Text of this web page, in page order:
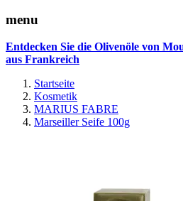
menu
Entdecken Sie die Olivenöle von
aus Frankreich
Startseite
Kosmetik
MARIUS FABRE
Marseiller Seife 100g